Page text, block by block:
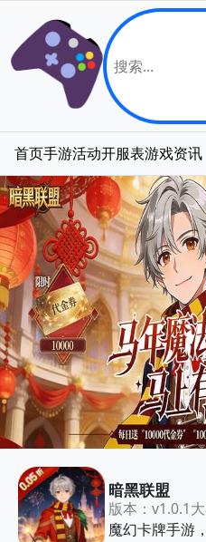
首页手游活动开服表游戏资讯
暗黑联盟
版本：v1.0.1
魔幻卡牌手游